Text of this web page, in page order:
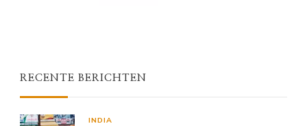
RECENTE BERICHTEN
INDIA